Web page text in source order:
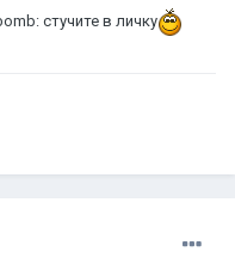
стучите в личку